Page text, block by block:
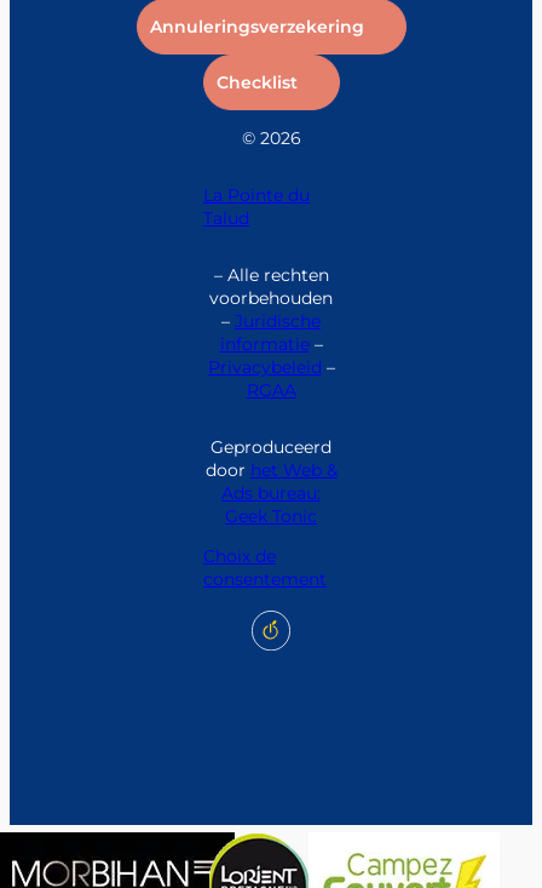
Annuleringsverzekering
Checklist
© 2026
La Pointe du
Talud
– Alle rechten
voorbehouden
– Juridische
informatie–
Privacybeleid –
RGAA
Geproduceerd
door het Web &
Ads bureau:
Geek Tonic
Choix de
consentement